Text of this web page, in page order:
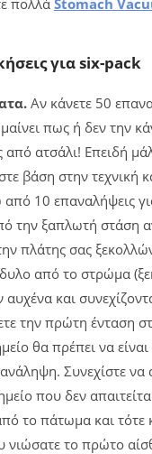
για six-pack
Αν κάνετε 50
πως ή δεν την
από ατσάλι! Επειδή
βάση στην τεχνική
10 επαναλήψεις
την ξαπλωτή στάση
πλάτης σας
από το στρώμα
αυχένα και
την πρώτη ένταση
θα πρέπει να
Συνεχίστε να
που δεν
το πάτωμα και τότε
νιώσατε το πρώτο